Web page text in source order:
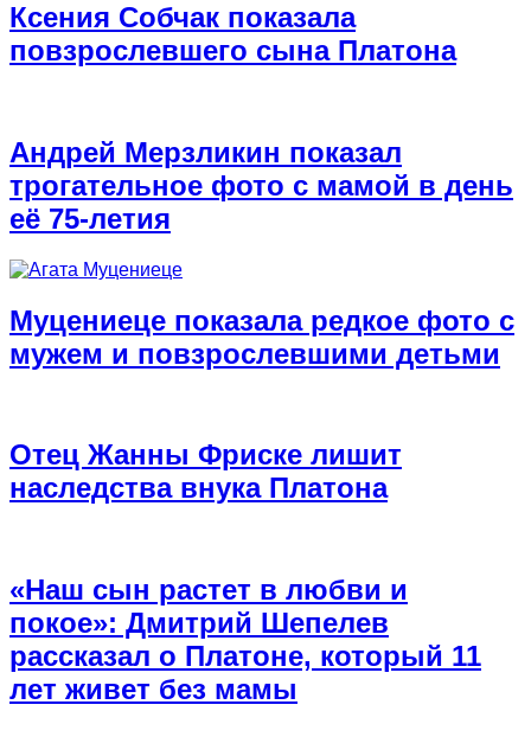
Ксения Собчак показала
повзрослевшего сына Платона
Андрей Мерзликин показал
трогательное фото с мамой в день
её 75-летия
Муцениеце показала редкое фото с
мужем и повзрослевшими детьми
Отец Жанны Фриске лишит
наследства внука Платона
«Наш сын растет в любви и
покое»: Дмитрий Шепелев
рассказал о Платоне, который 11
лет живет без мамы